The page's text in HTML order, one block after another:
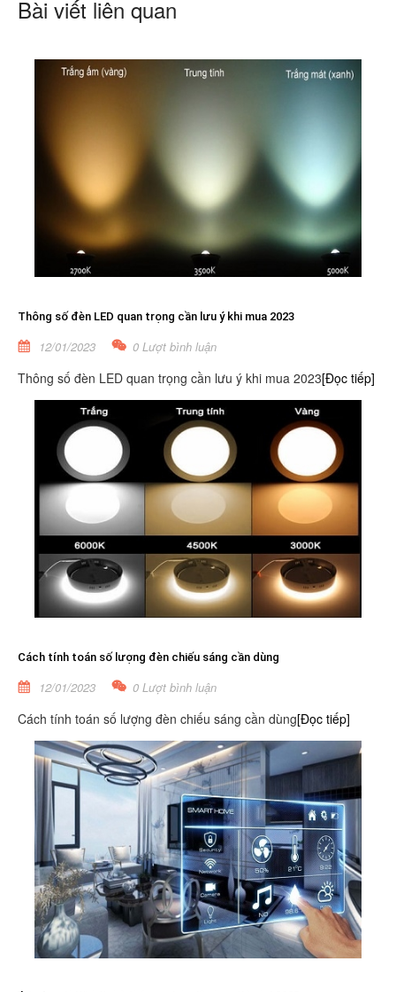
Bài viết liên quan
Thông số đèn LED quan trọng cần lưu ý khi mua 2023
12/01/2023 0 Lượt bình luận
Thông số đèn LED quan trọng cần lưu ý khi mua 2023[Đọc tiếp]
Cách tính toán số lượng đèn chiếu sáng cần dùng
12/01/2023 0 Lượt bình luận
Cách tính toán số lượng đèn chiếu sáng cần dùng[Đọc tiếp]